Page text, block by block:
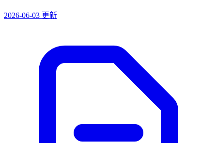
2026-06-03 更新